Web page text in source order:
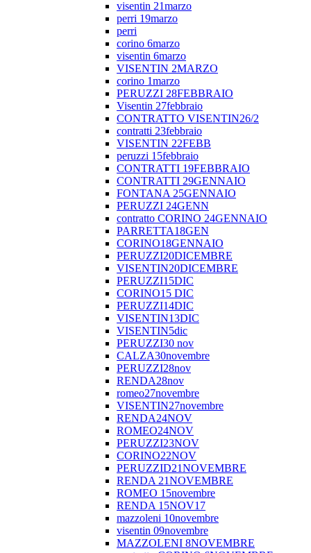
visentin 21marzo
perri 19marzo
perri
corino 6marzo
visentin 6marzo
VISENTIN 2MARZO
corino 1marzo
PERUZZI 28FEBBRAIO
Visentin 27febbraio
CONTRATTO VISENTIN26/2
contratti 23febbraio
VISENTIN 22FEBB
peruzzi 15febbraio
CONTRATTI 19FEBBRAIO
CONTRATTI 29GENNAIO
FONTANA 25GENNAIO
PERUZZI 24GENN
contratto CORINO 24GENNAIO
PARRETTA18GEN
CORINO18GENNAIO
PERUZZI20DICEMBRE
VISENTIN20DICEMBRE
PERUZZI15DIC
CORINO15 DIC
PERUZZI14DIC
VISENTIN13DIC
VISENTIN5dic
PERUZZI30 nov
CALZA30novembre
PERUZZI28nov
RENDA28nov
romeo27novembre
VISENTIN27novembre
RENDA24NOV
ROMEO24NOV
PERUZZI23NOV
CORINO22NOV
PERUZZID21NOVEMBRE
RENDA 21NOVEMBRE
ROMEO 15novembre
RENDA 15NOV17
mazzoleni 10novembre
visentin 09novembre
MAZZOLENI 8NOVEMBRE